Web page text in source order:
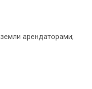
арендаторами;